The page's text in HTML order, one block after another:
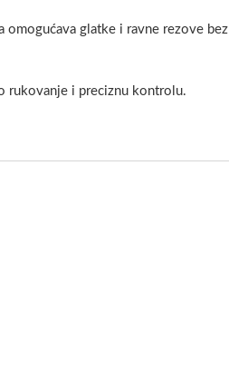
glatke i ravne rezove bez
rukovanje i preciznu kontrolu.